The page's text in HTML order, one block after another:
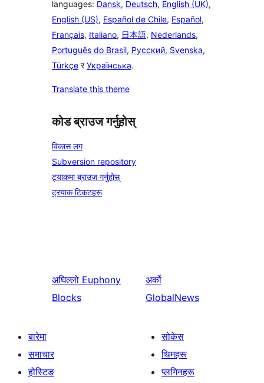
languages: Dansk, Deutsch, English (UK),
English (US), Español de Chile, Español,
Français, Italiano, 日本語, Nederlands,
Português do Brasil, Русский, Svenska,
Türkçe रУкраїнська.
Translate this theme
कोड ब्राउज गर्नुहोस्
विकास लग
Subversion repository
ट्र्याकमा ब्राउज गर्नुहोस्
ट्रयाक टिकटहरू
अघिल्लो Euphony
Blocks
अर्को
GlobalNews
बारेमा
समाचार
होस्टिङ
सोकेस
थिमहरू
प्लगिनहरू